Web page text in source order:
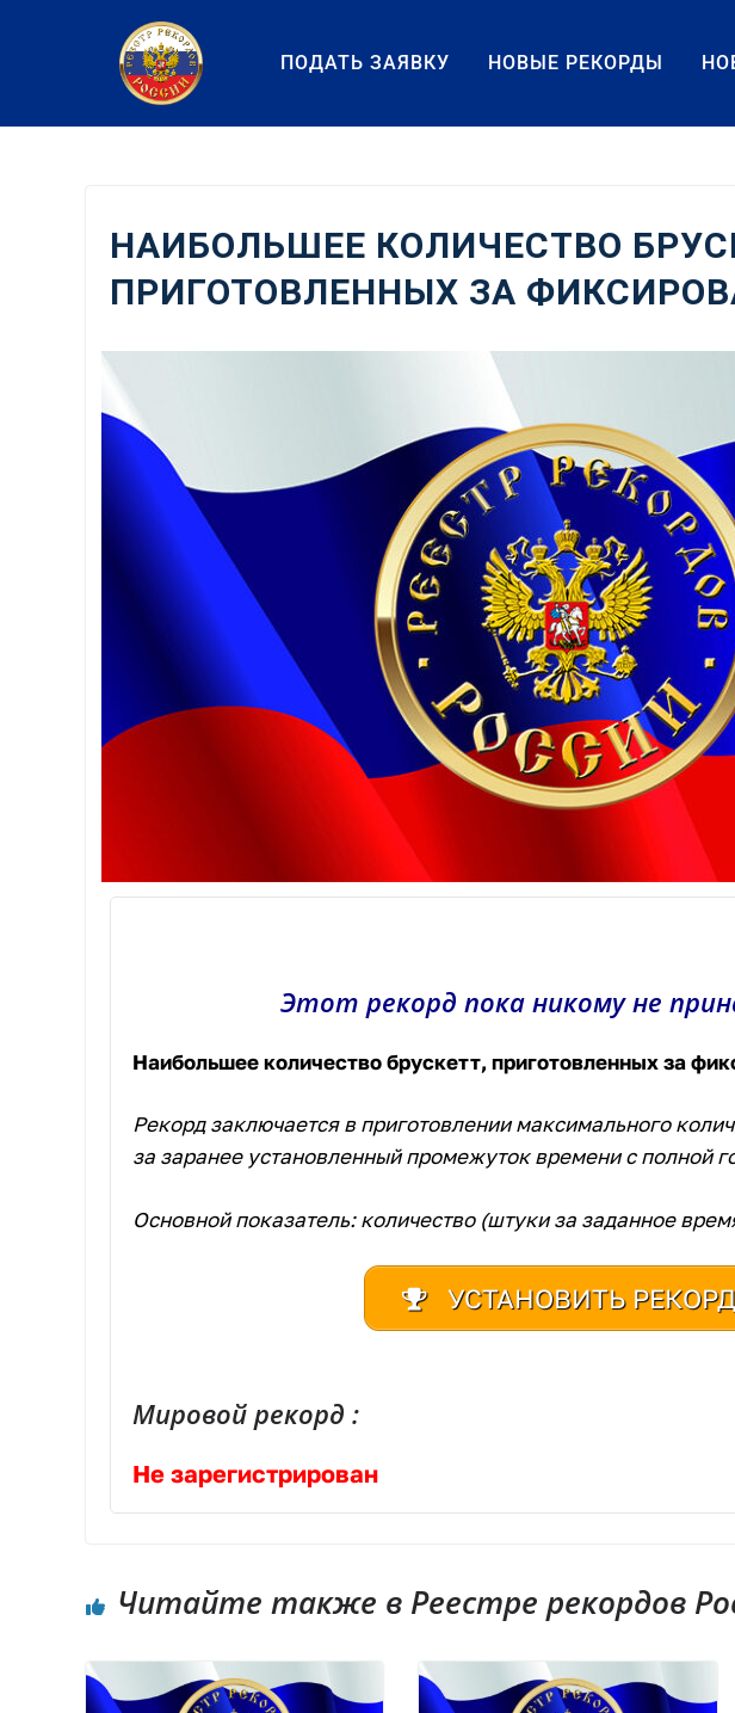
содержанию
ПОДАТЬ ЗАЯВКУ НОВЫЕ РЕКОРДЫ
НАИБОЛЬШЕЕ КОЛИЧЕСТВО
ПРИГОТОВЛЕННЫХ ЗА
Этот рекорд пока никому не
Наибольшее количество брускетт, приготовленных за
Рекорд заключается в приготовлении максимального
за заранее установленный промежуток времени с полной
Основной показатель: количество (штуки за заданное
УСТАНОВИТЬ РЕКОРД
Мировой рекорд :
Не зарегистрирован
Читайте также в Реестре рекордов